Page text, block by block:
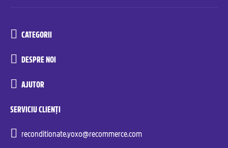
CATEGORII
DESPRE NOI
AJUTOR
SERVICIU CLIENȚI
reconditionate.yoxo@recommerce.com